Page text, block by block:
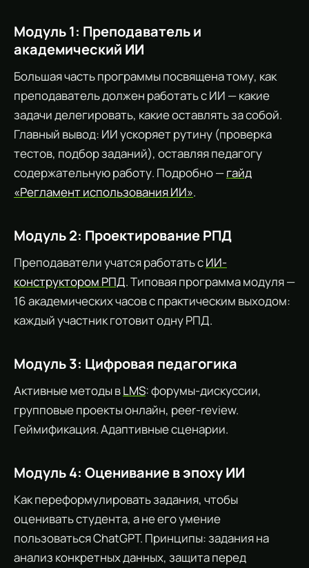
Модуль 1: Преподаватель и
академический ИИ
Большая часть программы посвящена тому, как
преподаватель должен работать с ИИ — какие
задачи делегировать, какие оставлять за собой.
Главный вывод: ИИ ускоряет рутину (проверка
тестов, подбор заданий), оставляя педагогу
содержательную работу. Подробно —гайд
«Регламент использования ИИ».
Модуль 2: Проектирование РПД
Преподаватели учатся работать сИИ-
конструктором РПД. Типовая программа модуля —
16 академических часов с практическим выходом:
каждый участник готовит одну РПД.
Модуль 3: Цифровая педагогика
Активные методы вLMS: форумы-дискуссии,
групповые проекты онлайн, peer-review.
Геймификация. Адаптивные сценарии.
Модуль 4: Оценивание в эпоху ИИ
Как переформулировать задания, чтобы
оценивать студента, а не его умение
пользоваться ChatGPT. Принципы: задания на
анализ конкретных данных, защита перед